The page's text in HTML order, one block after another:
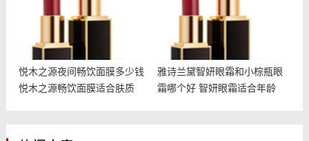
悦木之源夜间畅饮面膜多少钱
悦木之源畅饮面膜适合肤质
雅诗兰黛智妍眼霜和小棕瓶眼
霜哪个好 智妍眼霜适合年龄